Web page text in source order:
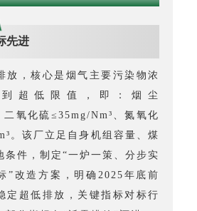
先进
放，核心是烟气主要污染物浓
超低限值，即：烟尘
二氧化硫≤35mg/Nm³、氮氧化
。该厂立足自身机组容量、煤
条件，制定“一炉一策、分步实
”改造方案，明确2025年底前
定超低排放，关键指标对标行